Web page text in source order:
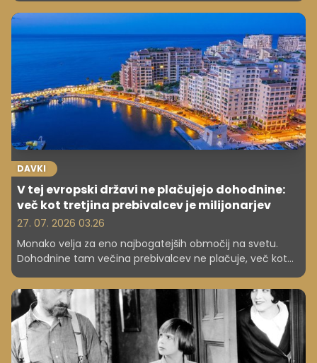
DAVKI
V tej evropski državi ne plačujejo dohodnine:
več kot tretjina prebivalcev je milijonarjev
27. 07. 2026 03.26
Monako velja za eno najbogatejših območij na svetu.
Dohodnine tam večina prebivalcev ne plačuje, več kot
tretjina ljudi pa ima premoženje v vrednosti najmanj
milijon dolarjev, kar je skoraj 880.000 evrov.